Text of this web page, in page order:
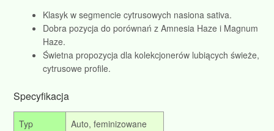
Klasyk w segmencie cytrusowych nasiona sativa.
Dobra pozycja do porównań z Amnesia Haze i Magnum
Haze.
Świetna propozycja dla kolekcjonerów lubiących świeże,
cytrusowe profile.
Specyfikacja
Typ
Auto, feminizowane